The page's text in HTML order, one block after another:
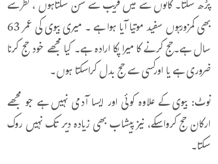
پڑھ سکتا۔ کانوں سے میں قریب سے سن سکتاہوں ، نظرسے
بھی کمزورہوں سفید موتیا آیا ہوا ہے ۔ میری بیوی کی عمر 63
سال ہے۔حج کرنے کا میرا پکا ارادہ ہے۔ کیا مجھے خود حج کرنا
ضروری ہے یا اورکسی سے حج بدل کراسکتا ہوں۔
نوٹ: بیوی کے علاوہ کوئی اور ایسا آدمی نہیں ہے جو مجھے
ارکان حج کرواسکے، نیز پیشاب بھی زیادہ دیر تک نہیں روک
سکتا۔